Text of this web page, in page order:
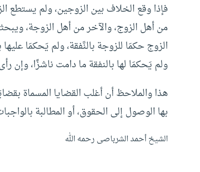
فإذا وقع الخلاف بين الزوجين، ولم يستطع
من أهل الزوج، والآخر من أهل الزوجة،
الزوج حكمَا للزوجة بالنَّفقة، ولم يَحكمَا
ولم يَحكمَا لها بالنفقة ما دامت ناشزًا، وإن
هذا والملاحظ أن أغلب القضايا المسماة
بها الوصول إلى الحقوق، أو المطالبة
الشيخ أحمد الشرباصى رحمه الله